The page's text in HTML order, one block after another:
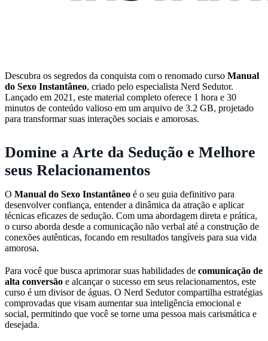
Descubra os segredos da conquista com o renomado curso Manual
do Sexo Instantâneo, criado pelo especialista Nerd Sedutor.
Lançado em 2021, este material completo oferece 1 hora e 30
minutos de conteúdo valioso em um arquivo de 3.2 GB, projetado
para transformar suas interações sociais e amorosas.
Domine a Arte da Sedução e Melhore
seus Relacionamentos
O Manual do Sexo Instantâneo é o seu guia definitivo para
desenvolver confiança, entender a dinâmica da atração e aplicar
técnicas eficazes de sedução. Com uma abordagem direta e prática,
o curso aborda desde a comunicação não verbal até a construção de
conexões autênticas, focando em resultados tangíveis para sua vida
amorosa.
Para você que busca aprimorar suas habilidades de comunicação de
alta conversão e alcançar o sucesso em seus relacionamentos, este
curso é um divisor de águas. O Nerd Sedutor compartilha estratégias
comprovadas que visam aumentar sua inteligência emocional e
social, permitindo que você se torne uma pessoa mais carismática e
desejada.